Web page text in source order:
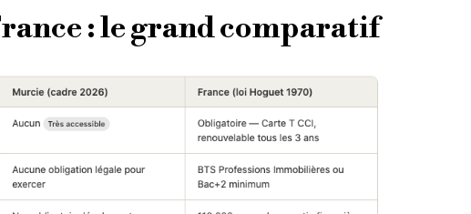
: le grand comparatif